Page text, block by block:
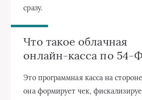
сразу.
Что такое облачная
онлайн‑касса по
Это программная касса на
она формирует чек,